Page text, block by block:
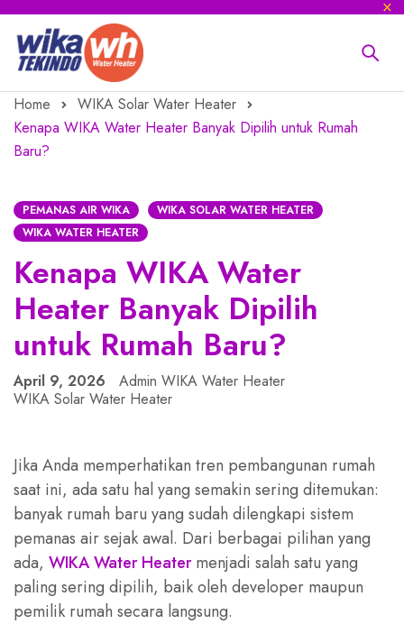
Home
WIKA Solar Water Heater
Kenapa WIKA Water Heater Banyak Dipilih untuk Rumah
Baru?
PEMANAS AIR WIKA
WIKA SOLAR WATER HEATER
WIKA WATER HEATER
Kenapa WIKA Water
Heater Banyak Dipilih
untuk Rumah Baru?
April 9, 2026
Admin WIKA Water Heater
WIKA Solar Water Heater
Jika Anda memperhatikan tren pembangunan rumah
saat ini, ada satu hal yang semakin sering ditemukan:
banyak rumah baru yang sudah dilengkapi sistem
pemanas air sejak awal. Dari berbagai pilihan yang
ada, WIKA Water Heatermenjadi salah satu yang
paling sering dipilih, baik oleh developer maupun
pemilik rumah secara langsung.